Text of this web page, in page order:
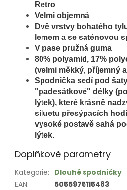
Retro
Velmi objemná
Dvě vrstvy bohatého
lemem a se saténovou
V pase pružná guma
80% polyamid, 17%
(velmi měkký, příjemný
Spodnička sedí pod
"padesátkové" délky
lýtek), které krásně
siluetu přesýpacích
vysoké postavě sahá
lýtek.
Doplňkové parametry
Kategorie: Dlouhé spodničky
EAN: 5055975115483